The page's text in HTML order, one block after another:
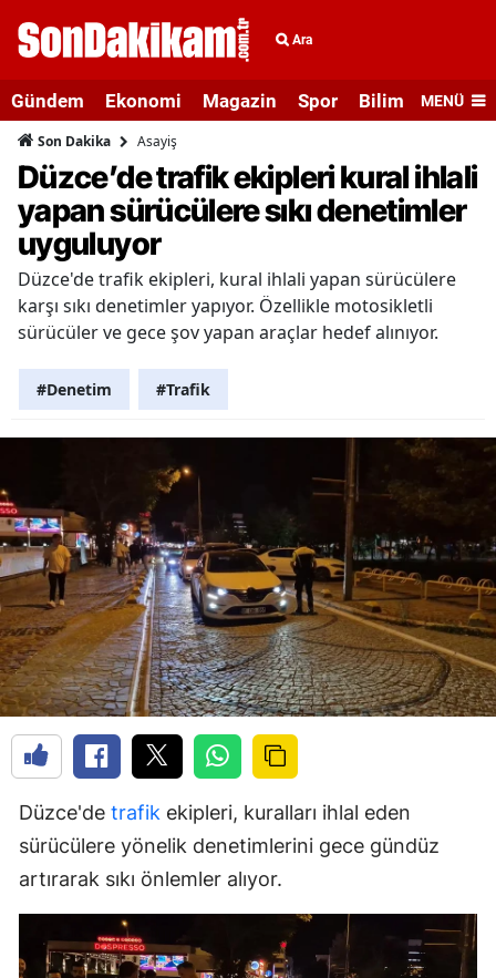
Ara
Gündem Ekonomi Magazin Spor Bilim veMENÜ
Son Dakika Asayiş
Düzce’de trafik ekipleri kural ihlali
yapan sürücülere sıkı denetimler
uyguluyor
Düzce'de trafik ekipleri, kural ihlali yapan sürücülere
karşı sıkı denetimler yapıyor. Özellikle motosikletli
sürücüler ve gece şov yapan araçlar hedef alınıyor.
#Denetim #Trafik
Düzce'de trafik ekipleri, kuralları ihlal eden
sürücülere yönelik denetimlerini gece gündüz
artırarak sıkı önlemler alıyor.